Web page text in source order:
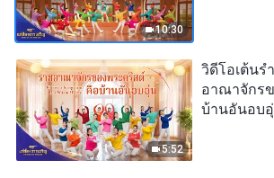
10:30
5:52
วิดีโอเต้นร
อาณาจักร
บ้านอันอบ